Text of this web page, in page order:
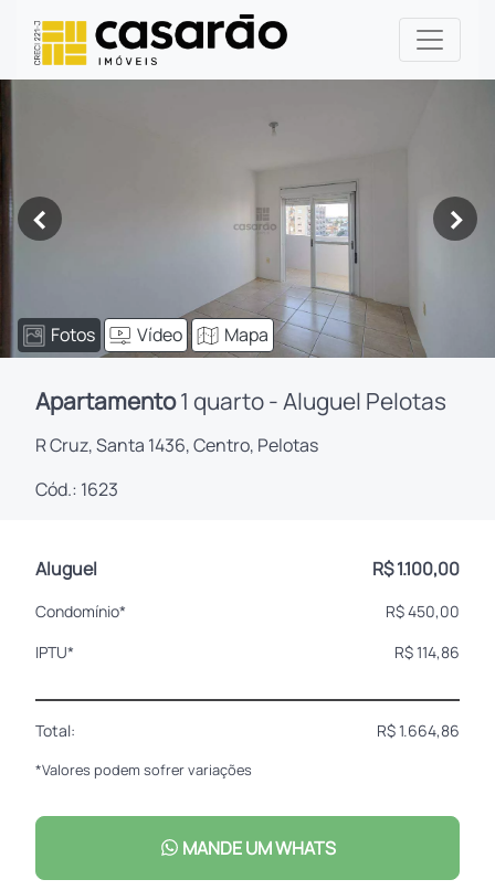
< >
Fotos Vídeo Mapa
Apartamento1 quarto - Aluguel Pelotas
R Cruz, Santa 1436, Centro, Pelotas
Cód.: 1623
Aluguel R$ 1.100,00
Condomínio*
R$ 450,00
IPTU*
R$ 114,86
Total: R$ 1.664,86
*Valores podem sofrer variações
MANDE UM WHATS